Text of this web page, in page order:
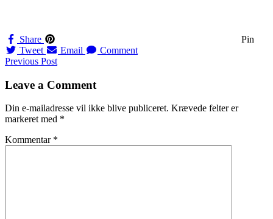
Share
Pin
Tweet
Email Comment
Navigation
til
Previous Post
Leave a Comment
Din e-mailadresse vil ikke blive publiceret. Krævede felter er
markeret med *
Kommentar *